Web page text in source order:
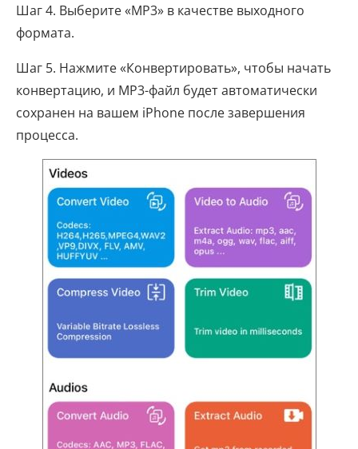
Шаг 4. Выберите «MP3» в качестве выходного
формата.
Шаг 5. Нажмите «Конвертировать», чтобы начать
конвертацию, и MP3-файл будет автоматически
сохранен на вашем iPhone после завершения
процесса.